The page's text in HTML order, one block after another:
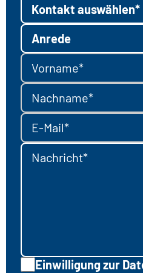
Kontakt auswählen*
Anrede
Vorname*
Nachname*
E-Mail*
Nachricht*
Einwilligung zur